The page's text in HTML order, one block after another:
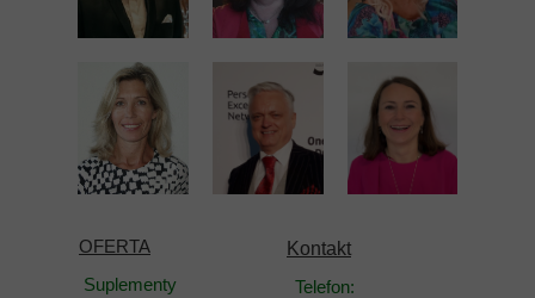
OFERTA
Suplementy
Kontakt
Telefon: